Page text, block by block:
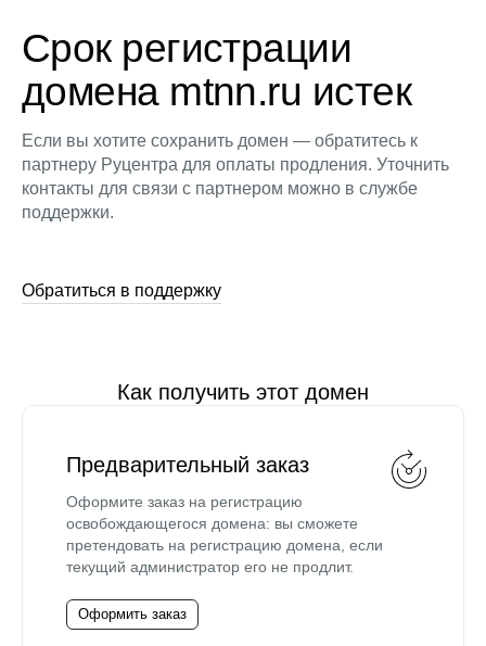
Срок регистрации
домена mtnn.ru истек
Если вы хотите сохранить домен — обратитесь к
партнеру Руцентра для оплаты продления. Уточнить
контакты для связи с партнером можно в службе
поддержки.
Обратиться в поддержку
Как получить этот домен
Предварительный заказ
Оформите заказ на регистрацию
освобождающегося домена: вы сможете
претендовать на регистрацию домена, если
текущий администратор его не продлит.
Оформить заказ